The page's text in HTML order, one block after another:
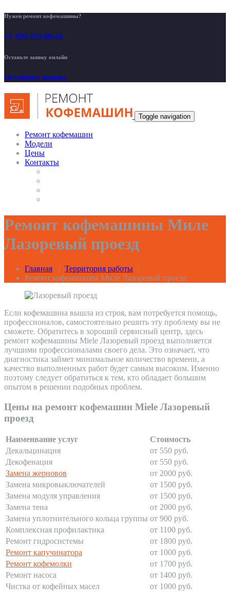
Нужен ремонт кофемашины?
+7 499 455-00-42
Оставьте заявку онлайн
Оставить заявку
Toggle navigation
Ремонт кофемашин
Модели
Цены
Контакты
Ремонт кофемашины Миле
Лазоревый проезд
Главная / Территория работы /
Ремонт кофемашины Миле Лазоревый проезд
Если кофемашина вышла из строя, вам потребуется помощь,
профессионалов, самостоятельно решить эту проблему вы не
сможете. Обратитесь в хороший сервисный центр, здесь
ремонт кофемашины Miele Лазоревый проезд выполняется
лучшими профессионалами своего дела. Это означает, что
диагностика займет минимальное количество времени, а
качество выполненных работ будет самым высоким. Именно
поэтому следует обратиться к тем, кто обладает большим
опытом в решении подобных проблем.
Цены на ремонт кофемашин Miele Лазоревый
проезд
Наименвание услуг
Стоимость
Декальцинация
от 550 руб.
Декофенация
от 550 руб.
Замена жерновов
от 2000 руб.
Замена микровыключателей
от 1500 руб.
Замена модуля управления
от 1500 руб.
Замена тена
от 2000 руб.
Замена уплотнительного кольца группы от 900 руб.
Комплексная профилактика
от 1100 руб.
Ремонт гидросистемы
от 1800 руб.
Ремонт капучинатора
от 1000 руб.
Ремонт кофемолки
от 1700 руб.
Ремонт насоса
от 1400 руб.
Чистка от кофейных масел
от 1000 руб.